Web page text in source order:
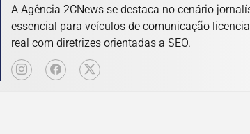
A Agência 2CNews se destaca no cenário
essencial para veículos de comunicação
real com diretrizes orientadas a SEO.